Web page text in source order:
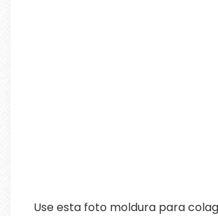
Use esta foto moldura para